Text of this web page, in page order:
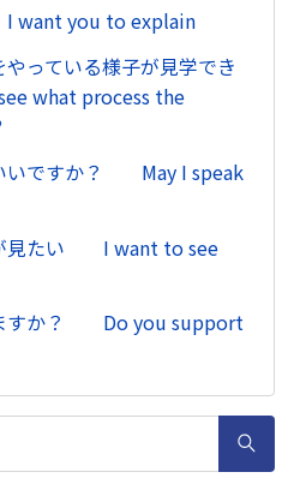
you to explain
っている様子が見学でき
what process the
いですか？ May I speak
見たい I want to see
すか？ Do you support